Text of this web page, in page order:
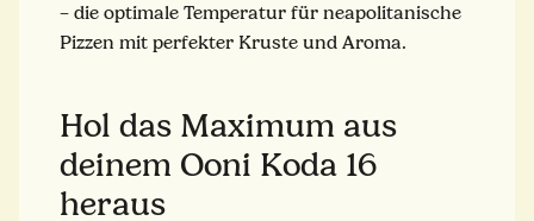
– die optimale Temperatur für neapolitanische
Pizzen mit perfekter Kruste und Aroma.
Hol das Maximum aus
deinem Ooni Koda 16
heraus